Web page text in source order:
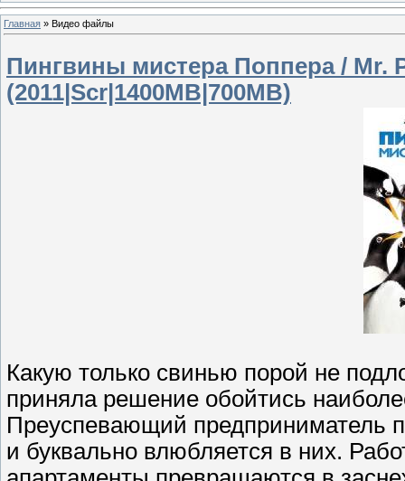
Главная » Видео файлы
Пингвины мистера Поппера / Mr.
(2011|Scr|1400MB|700MB)
Какую только свинью порой не
приняла решение обойтись
Преуспевающий предприниматель
и буквально влюбляется в них.